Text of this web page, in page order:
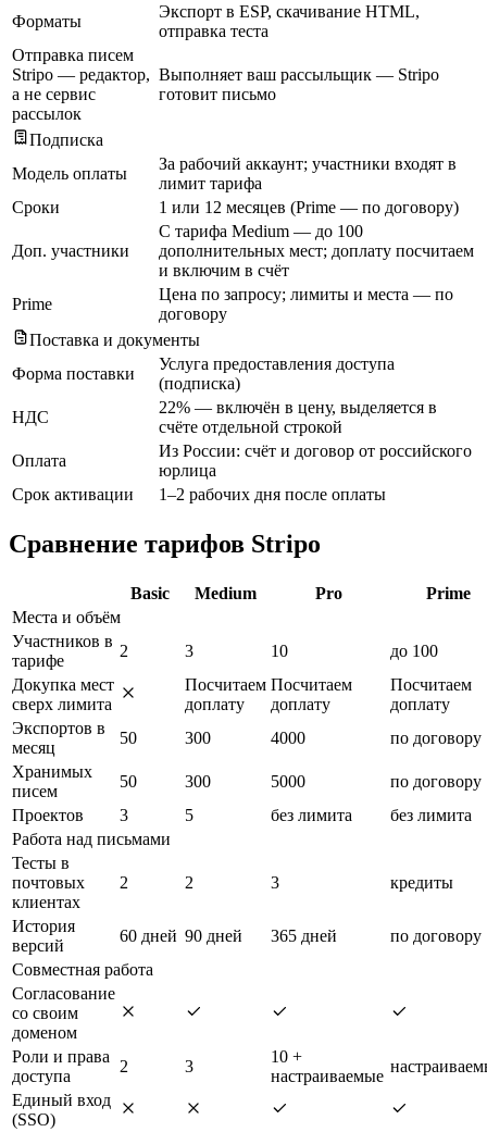
Форматы
Экспорт в ESP, скачивание HTML,
отправка теста
Отправка писем
Stripo — редактор,
а не сервис
рассылок
Выполняет ваш рассыльщик — Stripo
готовит письмо
Подписка
Модель оплаты
За рабочий аккаунт; участники входят в
лимит тарифа
Сроки
1 или 12 месяцев (Prime — по договору)
Доп. участники
С тарифа Medium — до 100
дополнительных мест; доплату посчитаем
и включим в счёт
Prime
Цена по запросу; лимиты и места — по
договору
Поставка и документы
Форма поставки
Услуга предоставления доступа
(подписка)
НДС
22% — включён в цену, выделяется в
счёте отдельной строкой
Оплата
Из России: счёт и договор от российского
юрлица
Срок активации
1–2 рабочих дня после оплаты
Сравнение тарифов Stripo
Basic Medium Pro
Prime
Места и объём
Участников в
тарифе
2 3 10
до 100
Докупка мест
сверх лимита
Посчитаем
доплату
Посчитаем
доплату
Посчитаем
доплату
Экспортов в
месяц
50 300 4000
по договору
Хранимых
писем
50 300 5000
по договору
Проектов
3 5 без лимита
без лимита
Работа над письмами
Тесты в
почтовых
клиентах
2 2 3 кредиты
История
версий
60 дней 90 дней 365 дней
по договору
Совместная работа
Согласование
со своим
доменом
Роли и права
доступа
2 3
10 +
настраиваемые
Единый вход
(SSO)